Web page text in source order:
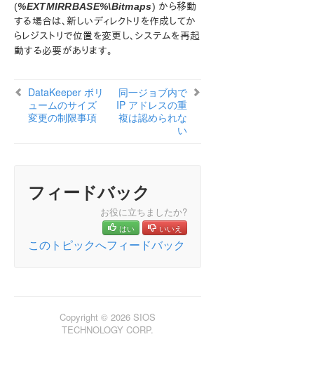
SIOS Protection Suite for Windows リリースノート
Microsoft Azure 動作検証ガイド
SIOS Protection Suite for Windows テクニカルドキュ
メンテーション
ユーザガイド
DataKeeper
はじめに
構成
既知の問題と回避策
(%EXTMIRRBASE%\Bitmaps) から移動
する場合は、新しいディレクトリを作成してか
らレジストリで位置を変更し、システムを再起
動する必要があります。
DataKeeper ボリ
ュームのサイズ
変更の制限事項
同一ジョブ内で
IP アドレスの重
複は認められな
い
フィードバック
お役に立ちましたか?
はい いいえ
このトピックへフィードバック
Copyright © 2026 SIOS
TECHNOLOGY CORP.